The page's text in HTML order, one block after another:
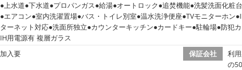
上水道 下水道 プロパンガス 給湯 オートロック 追焚機能 洗髪洗面化粧台
エアコン 室内洗濯置場 バス・トイレ別室 温水洗浄便座 TVモニターホン
ターネット対応 洗面所独立 カウンターキッチン カードキー 駐輪場 防犯
IH用電源有 複層ガラス
加入要 保証会社
利
の